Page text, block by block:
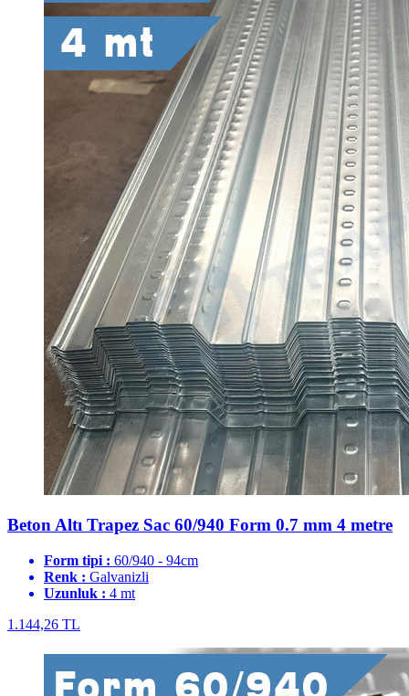
Beton Altı Trapez Sac 60/940 Form 0.7 mm 4 metre
Form tipi : 60/940 - 94cm
Renk : Galvanizli
Uzunluk : 4 mt
1.144,26 TL